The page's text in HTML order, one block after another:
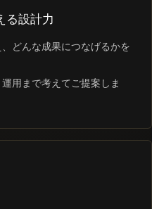
る設計力
どんな成果につなげるかを
用まで考えてご提案しま